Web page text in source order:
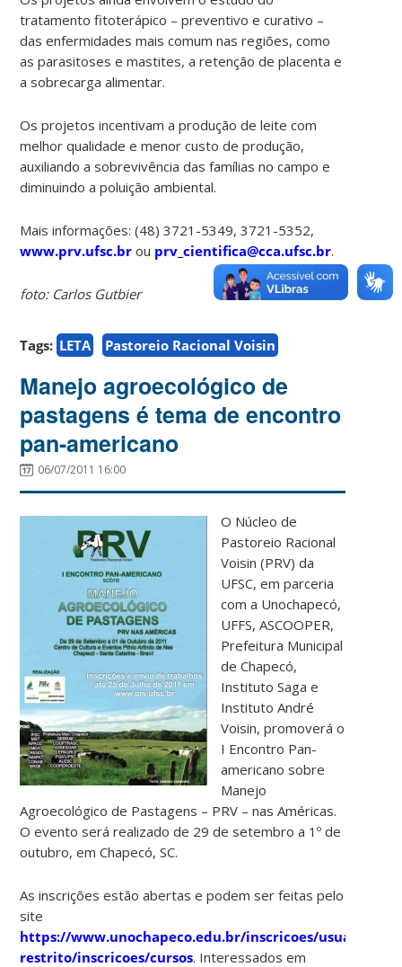
tratamento fitoterápico – preventivo e curativo –
das enfermidades mais comum nas regiões, como
as parasitoses e mastites, a retenção de placenta e
a sobrecarga alimentar.
Os projetos incentivam a produção de leite com
melhor qualidade e menor custo de produção,
auxiliando a sobrevivência das famílias no campo e
diminuindo a poluição ambiental.
Mais informações: (48) 3721-5349, 3721-5352,
www.prv.ufsc.br ou prv_cientifica@cca.ufsc.br.
foto: Carlos Gutbier
Tags: LETA Pastoreio Racional Voisin
Manejo agroecológico de
pastagens é tema de encontro
pan-americano
06/07/2011 16:00
O Núcleo de
Pastoreio Racional
Voisin (PRV) da
UFSC, em parceria
com a Unochapecó,
UFFS, ASCOOPER,
Prefeitura Municipal
de Chapecó,
Instituto Saga e
Instituto André
Voisin, promoverá o
I Encontro Pan-
americano sobre
Manejo
Agroecológico de Pastagens – PRV – nas Américas.
O evento será realizado de 29 de setembro a 1º de
outubro, em Chapecó, SC.
As inscrições estão abertas e podem ser feitas pelo
site
https://www.unochapeco.edu.br/inscricoes/usuarios/
restrito/inscricoes/cursos. Interessados em